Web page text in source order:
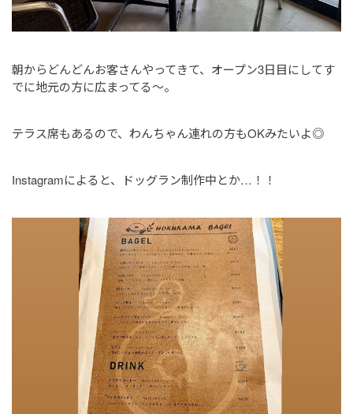
朝からどんどんお客さんやってきて、オープン3日目にしてす
でに地元の方に広まってる〜。
テラス席もあるので、わんちゃん連れの方もOKみたいよ◎
Instagramによると、ドッグラン制作中とか…！！